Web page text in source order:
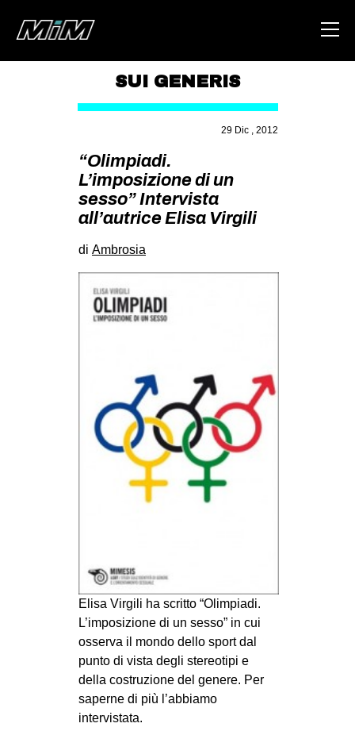
AREA
DEGENERAZIONE
GAZA FREESTYLE
CSOA LAMBRETTA
STUDENTI TSUNAMI
MOBILITAZIONI
SPAZI
SPORT POPOLARE
MOVIMENTI
AMBIENTE
PRECARIATO
REPRESSIONE
STUDENTI
SUI GENERIS
29 Dic , 2012
“Olimpiadi.
L’imposizione di un
sesso” Intervista
all’autrice Elisa Virgili
di Ambrosia
Elisa Virgili ha scritto “Olimpiadi.
L’imposizione di un sesso” in cui
osserva il mondo dello sport dal
punto di vista degli stereotipi e
della costruzione del genere. Per
saperne di più l’abbiamo
intervistata.